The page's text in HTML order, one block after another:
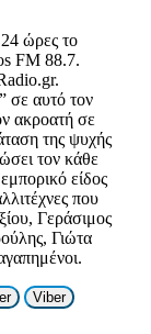
ώρες το
FM 88.7.
σε αυτό τον
ακροατή σε
της ψυχής
τον κάθε
είδος
που
Γεράσιμος
Γιώτα
Viber